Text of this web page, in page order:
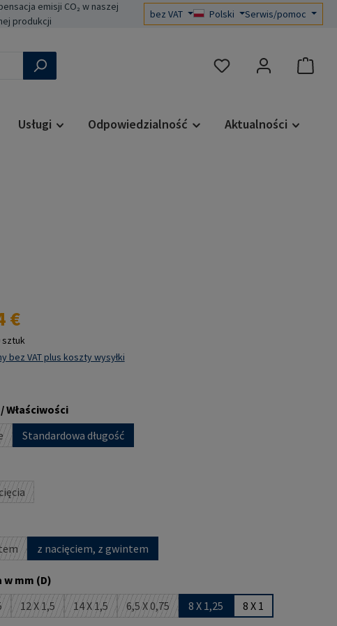
emisji CO₂ w naszej
produkcji
bez VAT Polski Serwis/pomoc
Masz 0 przedmioty na
Usługi Odpowiedzialność Aktualności
€
sztuk
bez VAT plus koszty wysyłki
Właściwości
jest obecnie niedostępna.)
Standardowa długość
opcja jest obecnie niedostępna.)
opcja jest obecnie niedostępna.)
z nacięciem, z gwintem
w mm (D)
jest obecnie niedostępna.)
12 X 1,5
(Ta opcja jest obecnie niedostępna.)
14 X 1,5
(Ta opcja jest obecnie niedostępna.)
6,5 X 0,75
(Ta opcja jest obecnie niedostępna.)
8 X 1,25
8 X 1